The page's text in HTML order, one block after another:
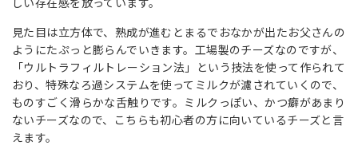
見た目は立方体で、熟成が進むとまるでおなかが出たお父さんの
ようにたぷっと膨らんでいきます。工場製のチーズなのですが、
「ウルトラフィルトレーション法」という技法を使って作られて
おり、特殊なろ過システムを使ってミルクが濾されていくので、
ものすごく滑らかな舌触りです。ミルクっぽい、かつ癖があまり
ないチーズなので、こちらも初心者の方に向いているチーズと言
えます。